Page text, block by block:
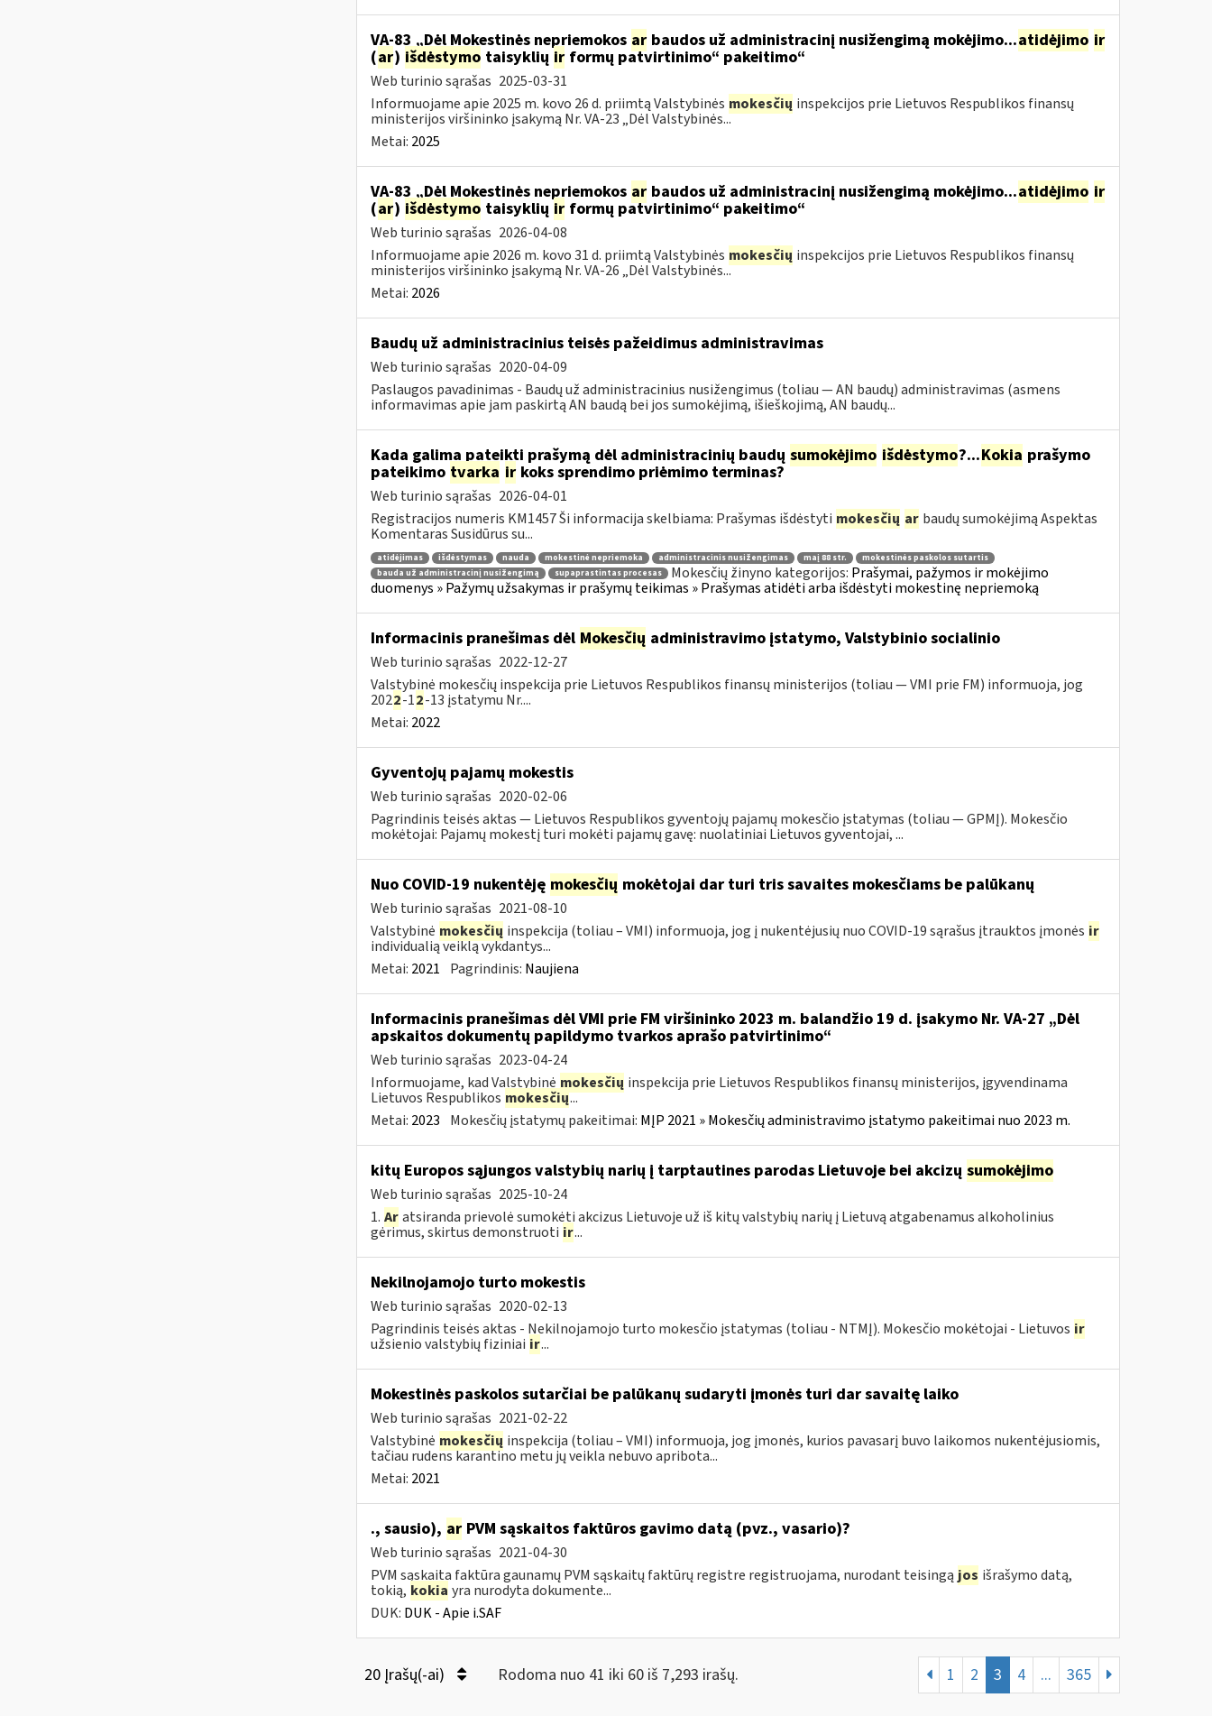
VA-83 „Dėl Mokestinės nepriemokos arbaudos už administracinį nusižengimą mokėjimo...atidėjimo ir
(ar) išdėstymo taisyklių irformų patvirtinimo“ pakeitimo“
Web turinio sąrašas 2025-03-31
Informuojame apie 2025 m. kovo 26 d. priimtą Valstybinės mokesčių inspekcijos prie Lietuvos Respublikos finansų
ministerijos viršininko įsakymą Nr. VA-23 „Dėl Valstybinės...
Metai: 2025
VA-83 „Dėl Mokestinės nepriemokos arbaudos už administracinį nusižengimą mokėjimo...atidėjimo ir
(ar) išdėstymo taisyklių irformų patvirtinimo“ pakeitimo“
Web turinio sąrašas 2026-04-08
Informuojame apie 2026 m. kovo 31 d. priimtą Valstybinės mokesčių inspekcijos prie Lietuvos Respublikos finansų
ministerijos viršininko įsakymą Nr. VA-26 „Dėl Valstybinės...
Metai: 2026
Baudų už administracinius teisės pažeidimus administravimas
Web turinio sąrašas 2020-04-09
Paslaugos pavadinimas - Baudų už administracinius nusižengimus (toliau — AN baudų) administravimas (asmens
informavimas apie jam paskirtą AN baudą bei jos sumokėjimą, išieškojimą, AN baudų...
Kada galima pateikti prašymą dėl administracinių baudų sumokėjimo išdėstymo?...Kokia prašymo
pateikimo tvarka irkoks sprendimo priėmimo terminas?
Web turinio sąrašas 2026-04-01
Registracijos numeris KM1457 Ši informacija skelbiama: Prašymas išdėstyti mokesčių ar baudų sumokėjimą Aspektas
Komentaras Susidūrus su...
atidėjimas išdėstymas nauda mokestinė nepriemoka administracinis nusižengimas maį 88 str.
mokestinės paskolos sutartis
bauda už administracinį nusižengimą
supaprastintas procesas Mokesčių žinyno kategorijos: Prašymai, pažymos ir mokėjimo
duomenys » Pažymų užsakymas ir prašymų teikimas » Prašymas atidėti arba išdėstyti mokestinę nepriemoką
Informacinis pranešimas dėl Mokesčių administravimo įstatymo, Valstybinio socialinio
Web turinio sąrašas 2022-12-27
Valstybinė mokesčių inspekcija prie Lietuvos Respublikos finansų ministerijos (toliau — VMI prie FM) informuoja, jog
2022-12-13 įstatymu Nr....
Metai: 2022
Gyventojų pajamų mokestis
Web turinio sąrašas 2020-02-06
Pagrindinis teisės aktas — Lietuvos Respublikos gyventojų pajamų mokesčio įstatymas (toliau — GPMĮ). Mokesčio
mokėtojai: Pajamų mokestį turi mokėti pajamų gavę: nuolatiniai Lietuvos gyventojai, ...
Nuo COVID-19 nukentėję mokesčių mokėtojai dar turi tris savaites mokesčiams be palūkanų
Web turinio sąrašas 2021-08-10
Valstybinė mokesčių inspekcija (toliau – VMI) informuoja, jog į nukentėjusių nuo COVID-19 sąrašus įtrauktos įmonės ir
individualią veiklą vykdantys...
Metai: 2021 Pagrindinis: Naujiena
Informacinis pranešimas dėl VMI prie FM viršininko 2023 m. balandžio 19 d. įsakymo Nr. VA-27 „Dėl
apskaitos dokumentų papildymo tvarkos aprašo patvirtinimo“
Web turinio sąrašas 2023-04-24
Informuojame, kad Valstybinė mokesčių inspekcija prie Lietuvos Respublikos finansų ministerijos, įgyvendinama
Lietuvos Respublikos mokesčių...
Metai: 2023 Mokesčių įstatymų pakeitimai: MĮP 2021 » Mokesčių administravimo įstatymo pakeitimai nuo 2023 m.
kitų Europos sąjungos valstybių narių į tarptautines parodas Lietuvoje bei akcizų sumokėjimo
Web turinio sąrašas 2025-10-24
1. Ar atsiranda prievolė sumokėti akcizus Lietuvoje už iš kitų valstybių narių į Lietuvą atgabenamus alkoholinius
gėrimus, skirtus demonstruoti ir...
Nekilnojamojo turto mokestis
Web turinio sąrašas 2020-02-13
Pagrindinis teisės aktas - Nekilnojamojo turto mokesčio įstatymas (toliau - NTMĮ). Mokesčio mokėtojai - Lietuvos ir
užsienio valstybių fiziniai ir...
Mokestinės paskolos sutarčiai be palūkanų sudaryti įmonės turi dar savaitę laiko
Web turinio sąrašas 2021-02-22
Valstybinė mokesčių inspekcija (toliau – VMI) informuoja, jog įmonės, kurios pavasarį buvo laikomos nukentėjusiomis,
tačiau rudens karantino metu jų veikla nebuvo apribota...
Metai: 2021
., sausio), arPVM sąskaitos faktūros gavimo datą (pvz., vasario)?
Web turinio sąrašas 2021-04-30
PVM sąskaita faktūra gaunamų PVM sąskaitų faktūrų registre registruojama, nurodant teisingą jos išrašymo datą,
tokią, kokia yra nurodyta dokumente...
DUK: DUK - Apie i.SAF
20 Įrašų(-ai) Rodoma nuo 41 iki 60 iš 7,293 irašų. 1 2 3 4 ... 365